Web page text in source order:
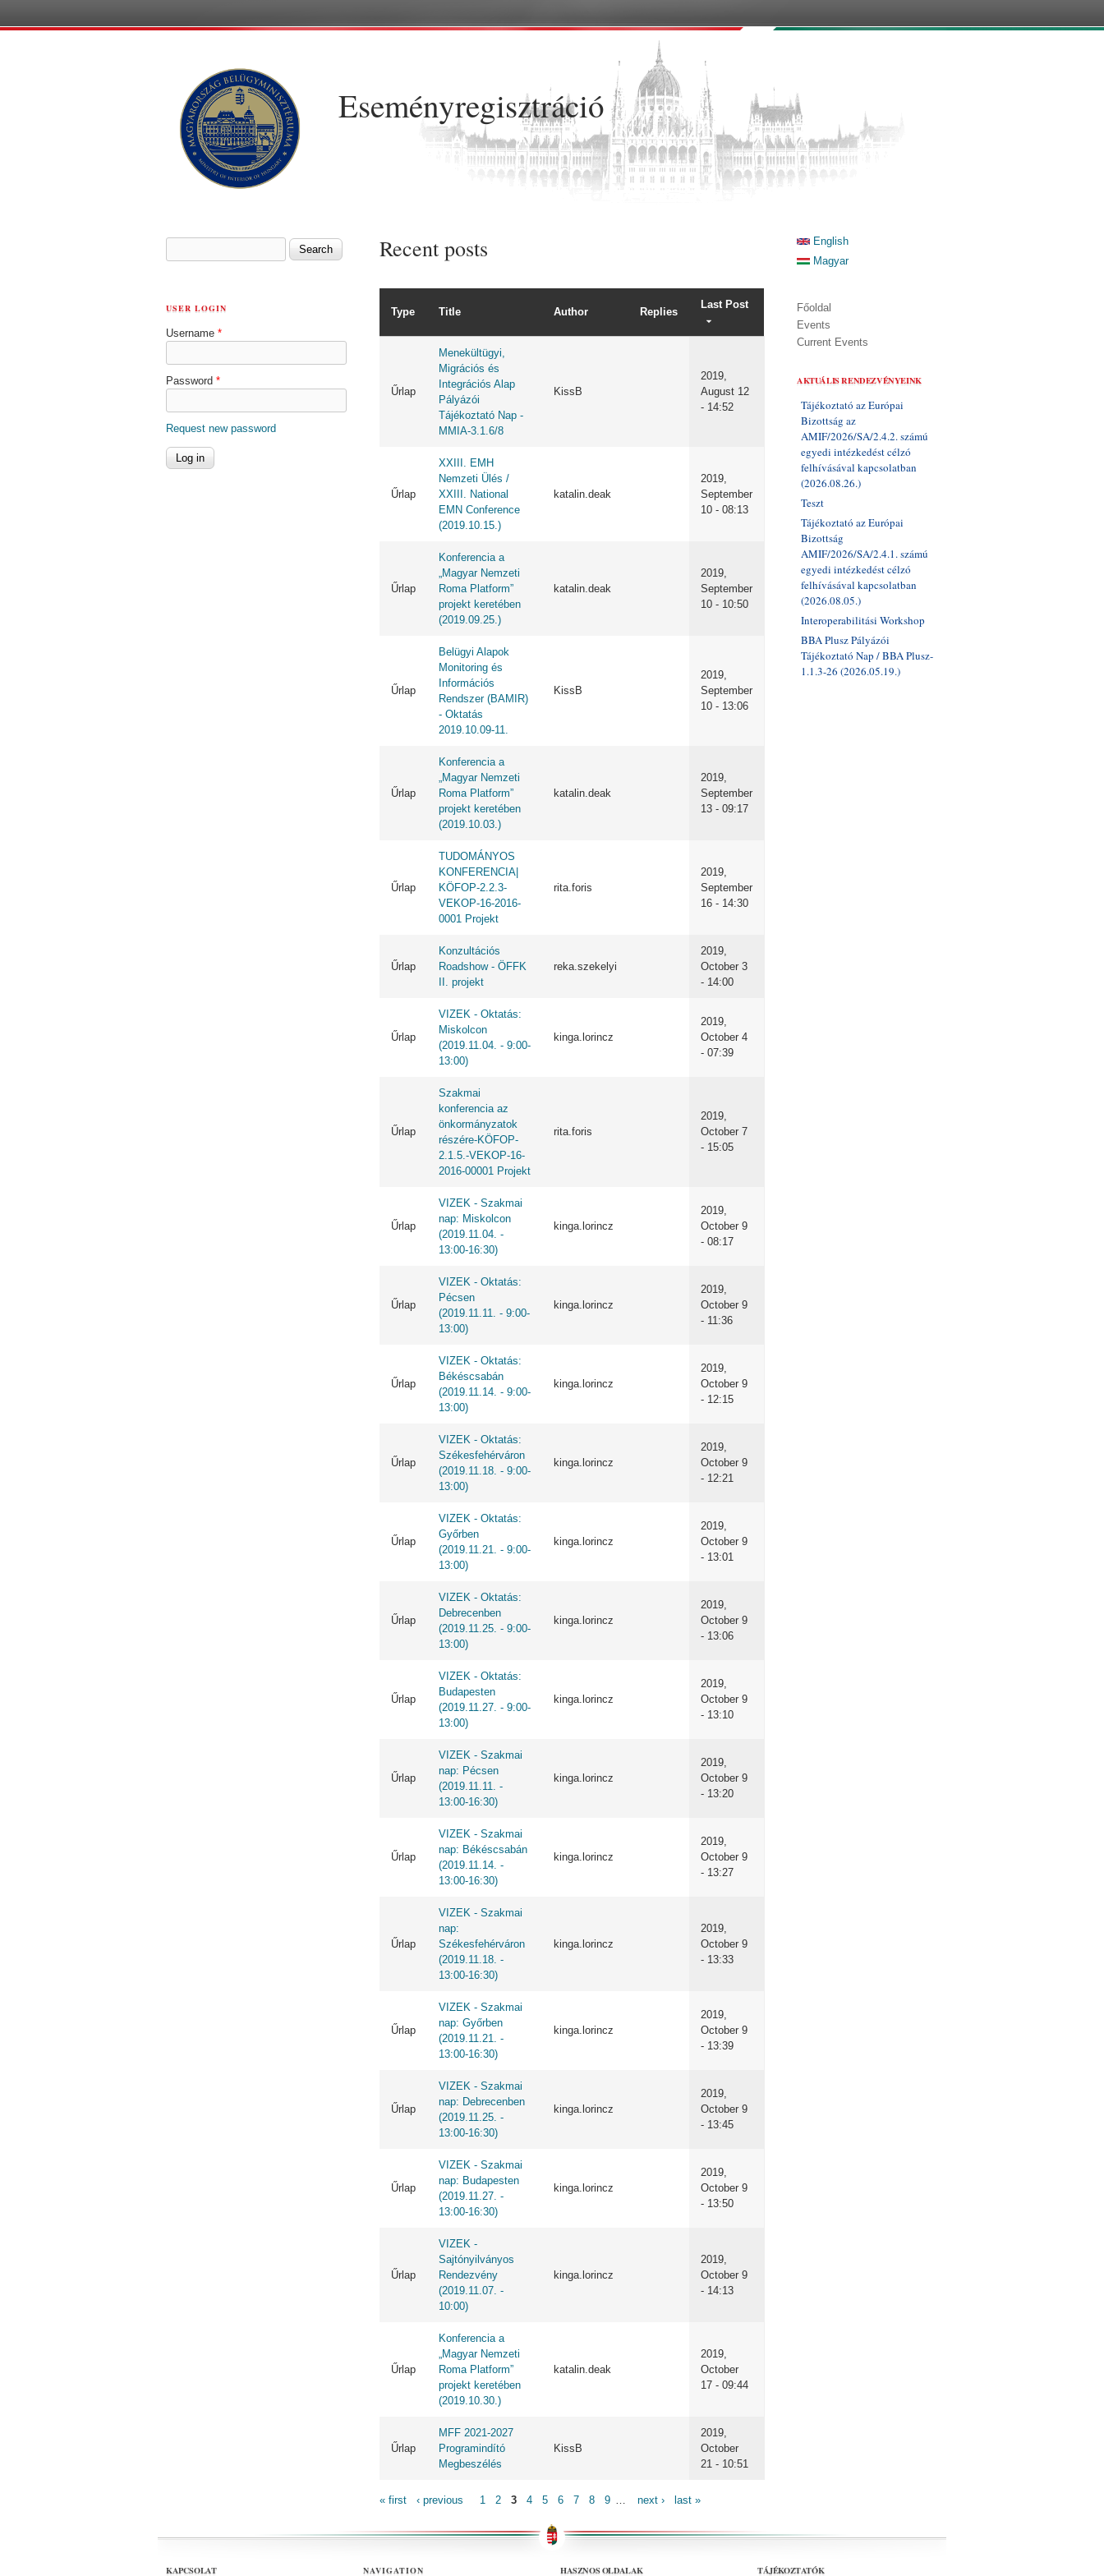
Eseményregisztráció
Recent posts
Type Title Author Replies
Last Post
Űrlap
Menekültügyi,
Migrációs és
Integrációs Alap
Pályázói
Tájékoztató Nap -
MMIA-3.1.6/8
KissB
2019,
August 12
- 14:52
Űrlap
XXIII. EMH
Nemzeti Ülés /
XXIII. National
EMN Conference
(2019.10.15.)
katalin.deak
2019,
September
10 - 08:13
Űrlap
Konferencia a
„Magyar Nemzeti
Roma Platform”
projekt keretében
(2019.09.25.)
katalin.deak
2019,
September
10 - 10:50
Űrlap
Belügyi Alapok
Monitoring és
Információs
Rendszer (BAMIR)
- Oktatás
2019.10.09-11.
KissB
2019,
September
10 - 13:06
Űrlap
Konferencia a
„Magyar Nemzeti
Roma Platform”
projekt keretében
(2019.10.03.)
katalin.deak
2019,
September
13 - 09:17
Űrlap
TUDOMÁNYOS
KONFERENCIA|
KÖFOP-2.2.3-
VEKOP-16-2016-
0001 Projekt
rita.foris
2019,
September
16 - 14:30
Űrlap
Konzultációs
Roadshow - ÖFFK
II. projekt
reka.szekelyi
2019,
October 3
- 14:00
Űrlap
VIZEK - Oktatás:
Miskolcon
(2019.11.04. - 9:00-
13:00)
kinga.lorincz
2019,
October 4
- 07:39
Űrlap
Szakmai
konferencia az
önkormányzatok
részére-KÖFOP-
2.1.5.-VEKOP-16-
2016-00001 Projekt
rita.foris
2019,
October 7
- 15:05
Űrlap
VIZEK - Szakmai
nap: Miskolcon
(2019.11.04. -
13:00-16:30)
kinga.lorincz
2019,
October 9
- 08:17
Űrlap
VIZEK - Oktatás:
Pécsen
(2019.11.11. - 9:00-
13:00)
kinga.lorincz
2019,
October 9
- 11:36
Űrlap
VIZEK - Oktatás:
Békéscsabán
(2019.11.14. - 9:00-
13:00)
kinga.lorincz
2019,
October 9
- 12:15
Űrlap
VIZEK - Oktatás:
Székesfehérváron
(2019.11.18. - 9:00-
13:00)
kinga.lorincz
2019,
October 9
- 12:21
Űrlap
VIZEK - Oktatás:
Győrben
(2019.11.21. - 9:00-
13:00)
kinga.lorincz
2019,
October 9
- 13:01
Űrlap
VIZEK - Oktatás:
Debrecenben
(2019.11.25. - 9:00-
13:00)
kinga.lorincz
2019,
October 9
- 13:06
Űrlap
VIZEK - Oktatás:
Budapesten
(2019.11.27. - 9:00-
13:00)
kinga.lorincz
2019,
October 9
- 13:10
Űrlap
VIZEK - Szakmai
nap: Pécsen
(2019.11.11. -
13:00-16:30)
kinga.lorincz
2019,
October 9
- 13:20
Űrlap
VIZEK - Szakmai
nap: Békéscsabán
(2019.11.14. -
13:00-16:30)
kinga.lorincz
2019,
October 9
- 13:27
Űrlap
VIZEK - Szakmai
nap:
Székesfehérváron
(2019.11.18. -
13:00-16:30)
kinga.lorincz
2019,
October 9
- 13:33
Űrlap
VIZEK - Szakmai
nap: Győrben
(2019.11.21. -
13:00-16:30)
kinga.lorincz
2019,
October 9
- 13:39
Űrlap
VIZEK - Szakmai
nap: Debrecenben
(2019.11.25. -
13:00-16:30)
kinga.lorincz
2019,
October 9
- 13:45
Űrlap
VIZEK - Szakmai
nap: Budapesten
(2019.11.27. -
13:00-16:30)
kinga.lorincz
2019,
October 9
- 13:50
Űrlap
VIZEK -
Sajtónyilványos
Rendezvény
(2019.11.07. -
10:00)
kinga.lorincz
2019,
October 9
- 14:13
Űrlap
Konferencia a
„Magyar Nemzeti
Roma Platform”
projekt keretében
(2019.10.30.)
katalin.deak
2019,
October
17 - 09:44
Űrlap
MFF 2021-2027
Programindító
Megbeszélés
KissB
2019,
October
21 - 10:51
PAGES
« first ‹ previous 1 2 3 4 5 6 7 8 9 … next › last »
SEARCH FORM
USER LOGIN
Username *
Password *
Request new password
English
Magyar
Főoldal
Events
Current Events
AKTUÁLIS RENDEZVÉNYEINK
Tájékoztató az Európai
Bizottság az
AMIF/2026/SA/2.4.2. számú
egyedi intézkedést célzó
felhívásával kapcsolatban
(2026.08.26.)
Teszt
Tájékoztató az Európai
Bizottság
AMIF/2026/SA/2.4.1. számú
egyedi intézkedést célzó
felhívásával kapcsolatban
(2026.08.05.)
Interoperabilitási Workshop
BBA Plusz Pályázói
Tájékoztató Nap / BBA Plusz-
1.1.3-26 (2026.05.19.)
KAPCSOLAT NAVIGATION HASZNOS OLDALAK TÁJÉKOZTATÓK